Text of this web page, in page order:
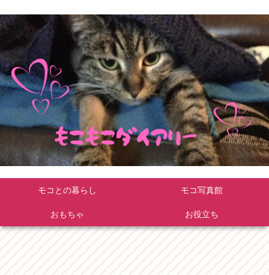
モコとの暮らし モコ写真館
おもちゃ お役立ち